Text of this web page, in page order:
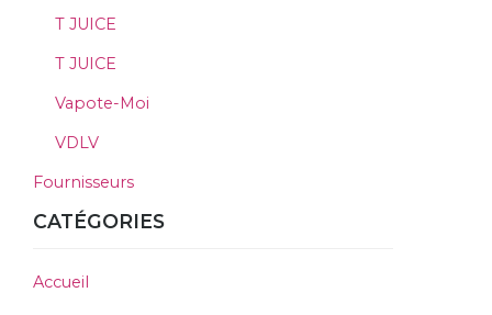
T JUICE
T JUICE
Vapote-Moi
VDLV
Fournisseurs
CATÉGORIES
Accueil